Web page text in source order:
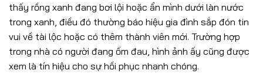
thấy rồng xanh đang bơi lội hoặc ẩn mình dưới làn nước
trong xanh, điều đó thường báo hiệu gia đình sắp đón tin
vui về tài lộc hoặc có thêm thành viên mới. Trường hợp
trong nhà có người đang ốm đau, hình ảnh ấy cũng được
xem là tín hiệu cho sự hồi phục nhanh chóng.